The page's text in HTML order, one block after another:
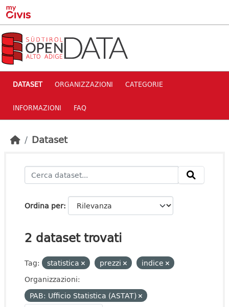
Skip to main content
DATASET ORGANIZZAZIONI CATEGORIE
INFORMAZIONI FAQ
Dataset
Ordina per
2 dataset trovati
Tag: statistica prezzi
indice
Organizzazioni:
PAB: Ufficio Statistica (ASTAT)